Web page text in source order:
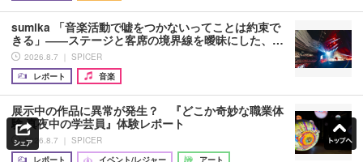
sumika 「音楽活動で嘘をつかないってことは約束で
きる」――ステージと客席の境界線を曖昧にした、…
2026.8.7 ｜ SPICER
レポート
音楽
展示中の作品に異常が発生？ 『どこか奇妙な職業体
験 真夜中の学芸員』体験レポート
2026.8.7 ｜ SPICER
レポート
イベント/レジャー アート